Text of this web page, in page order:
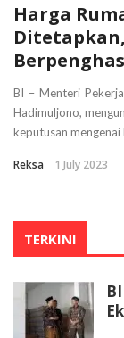
Harga
BI – Menteri
Hadimuljono,
keputusan mengenai
Reksa 1 July 2023
TERKINI